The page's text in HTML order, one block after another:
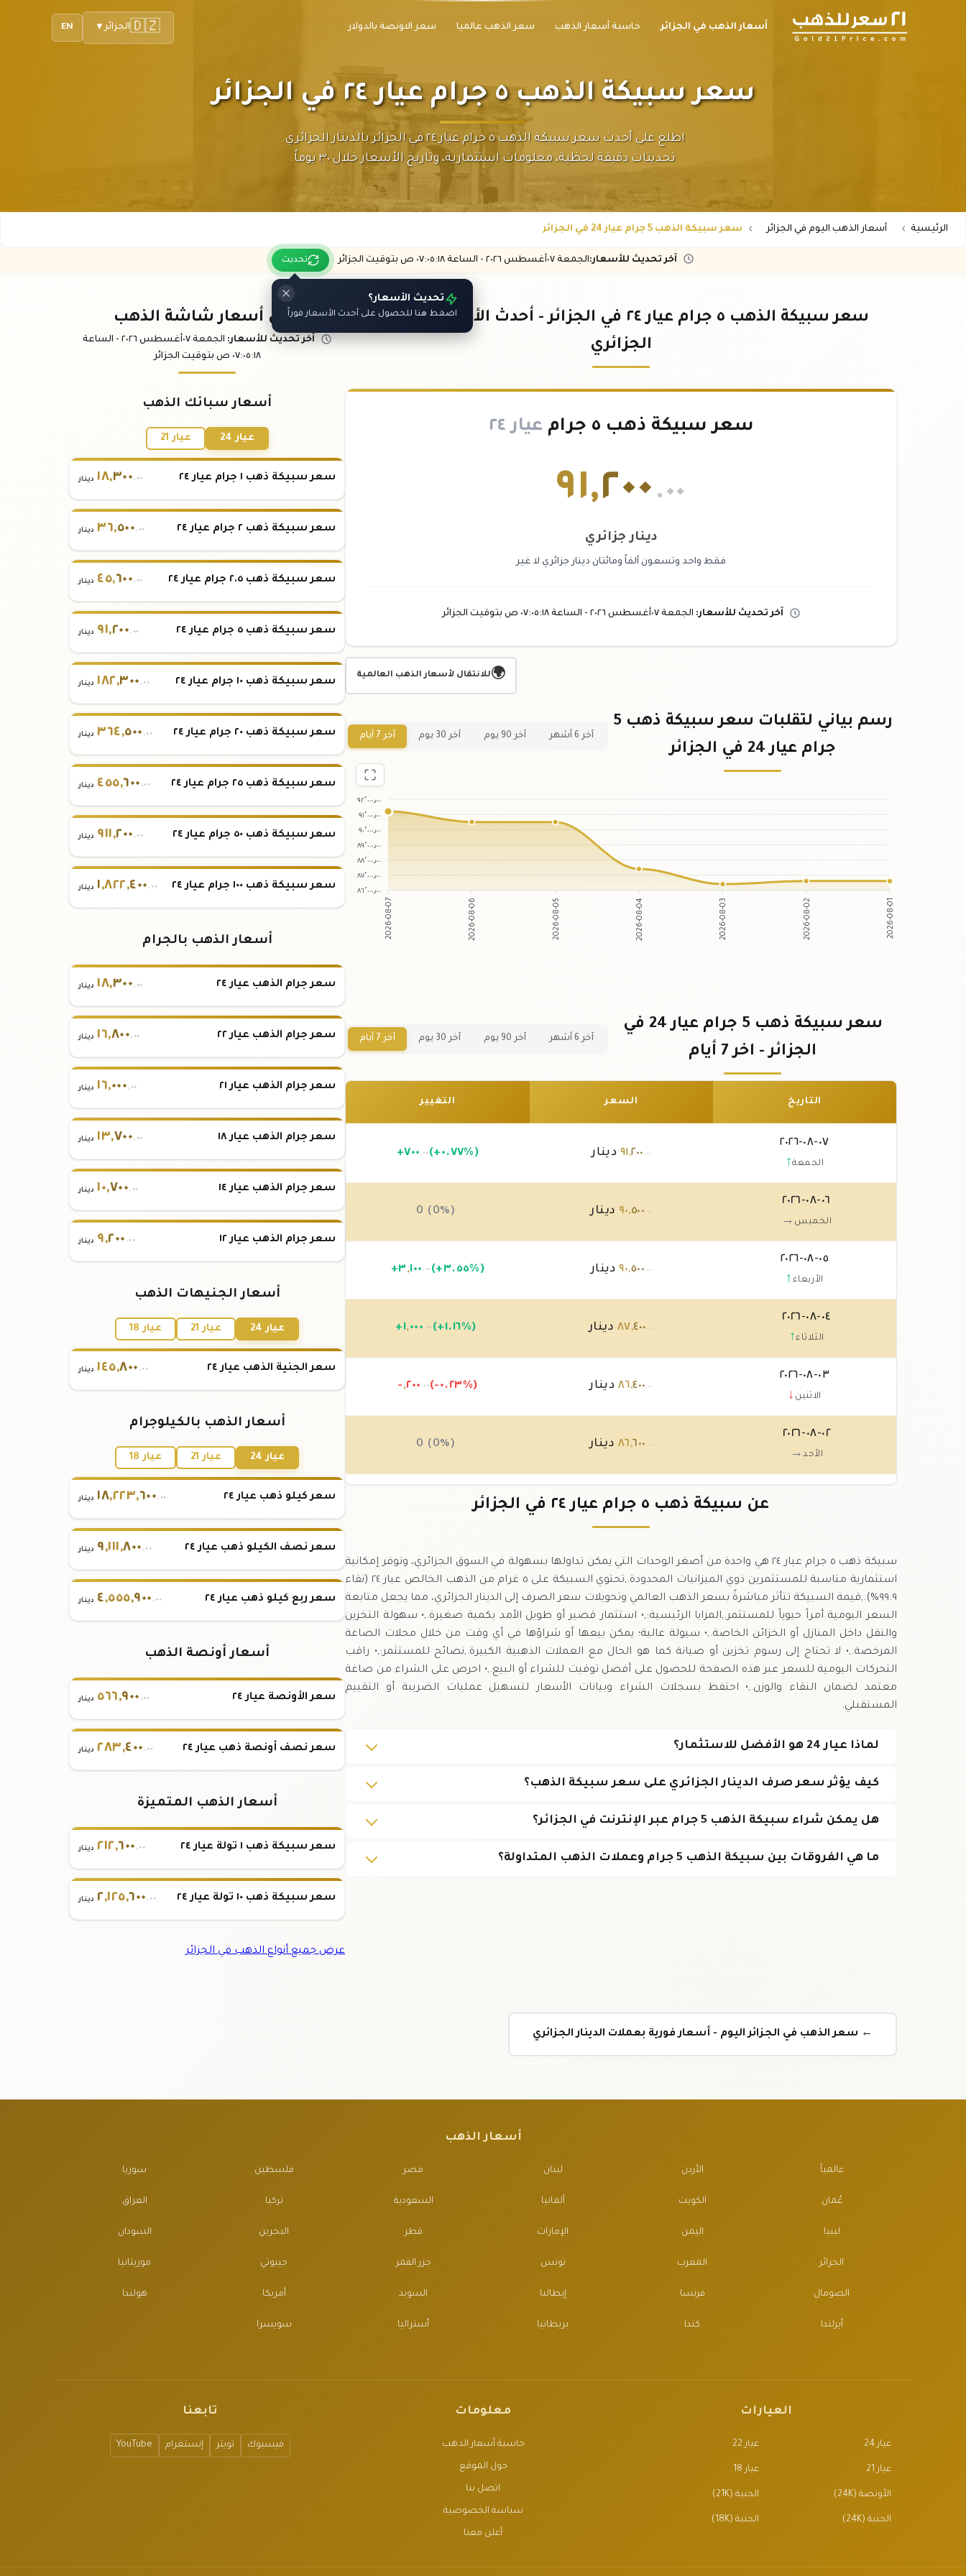
أسعار الذهب في الجزائر حاسبة أسعار الذهب سعر الذهب عالميا سعر الاونصة بالدولار EN 🇩🇿الجزائر▼
سعر سبيكة الذهب ٥ جرام عيار ٢٤ في الجزائر
اطلع على أحدث سعر سبيكة الذهب ٥ جرام عيار ٢٤ في الجزائر بالدينار الجزائري.
تحديثات دقيقة لحظية، معلومات استثمارية، وتاريخ الأسعار خلال ٣٠ يوماً.
الرئيسية أسعار الذهب اليوم في الجزائر سعر سبيكة الذهب 5 جرام عيار 24 في الجزائر
آخر تحديث للأسعار:الجمعة ٠٧ أغسطس ٢٠٢٦ - الساعة :١٨ ص بتوقيت الجزائر تحديث
تحديث الأسعار؟
اضغط هنا للحصول على أحدث الأسعار فوراًسعر سبيكة الذهب ٥ جرام عيار ٢٤ في الجزائر - أحدث الأسعار بالدرهم
الجزائري
سعر سبيكة ذهب ٥ جرام عيار ٢٤
٩١,٢٠٠ .٠٠
دينار جزائري
فقط واحد وتسعون ألفاً ومائتان دينار جزائري لا غير
آخر تحديث للأسعار: الجمعة ٠٧ أغسطس ٢٠٢٦ - الساعة ٠٧:٠٥:١٨ ص بتوقيت الجزائر
🌍للانتقال لأسعار الذهب العالمية
رسم بياني لتقلبات سعر سبيكة ذهب 5
جرام عيار 24 في الجزائر
آخر 6 أشهر آخر 90 يوم آخر 30 يوم آخر 7 أيام
٩٢٬٠٠٠٫٠٠
٩١٬٠٠٠٫٠٠
٩٠٬٠٠٠٫٠٠
٨٩٬٠٠٠٫٠٠
٨٨٬٠٠٠٫٠٠
٨٧٬٠٠٠٫٠٠
٨٦٬٠٠٠٫٠٠
2026-08-07 2026-08-06 2026-08-05 2026-08-04 2026-08-03 2026-08-02 2026-08-01
سعر سبيكة ذهب 5 جرام عيار 24 في
الجزائر - اخر 7 أيام
آخر 6 أشهر آخر 90 يوم آخر 30 يوم آخر 7 أيام
التاريخ السعر التغيير
٠٧-٠٨-٢٠٢٦
الجمعة↑
٩١,٢٠٠.٠٠ دينار +٧٠٠ .٠٠ (+٠.٧٧%)
٠٦-٠٨-٢٠٢٦
الخميس →
٩٠,٥٠٠.٠٠ دينار 0 (0%)
٠٥-٠٨-٢٠٢٦
الأربعاء ↑
٩٠,٥٠٠.٠٠ دينار +٣,١٠٠ .٠٠ (+٣.٥٥%)
٠٤-٠٨-٢٠٢٦
الثلاثاء↑
٨٧,٤٠٠ .٠٠ دينار +١,٠٠٠ .٠٠ (+١.١٦%)
٠٣-٠٨-٢٠٢٦
الاثنين ↓
٨٦,٤٠٠.٠٠ دينار -,٢٠٠ .٠٠ (-٠.٢٣%)
٠٢-٠٨-٢٠٢٦
الأحد→
٨٦,٦٠٠ .٠٠ دينار 0 (0%)
٨٦,٦٠٠.٠٠ دينار عن سبيكة ذهب ٥ جرام عيار ٢٤ في الجزائر
سبيكة ذهب ٥ جرام عيار ٢٤ هي واحدة من أصغر الوحدات التي يمكن تداولها بسهولة في السوق الجزائري، وتوفر إمكانية
استثمارية مناسبة للمستثمرين ذوي الميزانيات المحدودة.,تحتوي السبيكة على ٥ غرام من الذهب الخالص عيار ٢٤ (نقاء
٩٩.٩%).,قيمة السبيكة تتأثر مباشرةً بسعر الذهب العالمي وتحويلات سعر الصرف إلى الدينار الجزائري، مما يجعل متابعة
السعر اليومية أمراً حيوياً للمستثمر.,المزايا الرئيسية:,• استثمار قصير أو طويل الأمد بكمية صغيرة.,• سهولة التخزين
والنقل داخل المنازل أو الخزائن الخاصة.,• سيولة عالية؛ يمكن بيعها أو شراؤها في أي وقت من خلال محلات الصاغة
المرخصة.,• لا تحتاج إلى رسوم تخزين أو صيانة كما هو الحال مع العملات الذهبية الكبيرة.,نصائح للمستثمر:,• راقب
التحركات اليومية للسعر عبر هذه الصفحة للحصول على أفضل توقيت للشراء أو البيع.,• احرص على الشراء من صاغة
معتمد لضمان النقاء والوزن.,• احتفظ بسجلات الشراء وبيانات الأسعار لتسهيل عمليات الضريبة أو التقييم
المستقبلي.
لماذا عيار 24 هو الأفضل للاستثمار؟
كيف يؤثر سعر صرف الدينار الجزائري على سعر سبيكة الذهب؟
هل يمكن شراء سبيكة الذهب 5 جرام عبر الإنترنت في الجزائر؟
ما هي الفروقات بين سبيكة الذهب 5 جرام وعملات الذهب المتداولة؟
باقي أسعار شاشة الذهب
آخر تحديث للأسعار: الجمعة ٠٧ أغسطس ٢٠٢٦ -
الساعة
٠٧:٠٥:١٨ ص بتوقيت الجزائر
أسعار سبائك الذهب
عيار 24 عيار 21
سعر سبيكة ذهب ١ جرام عيار ٢٤ ١٨,٣٠٠.٠٠ دينار
سعر سبيكة ذهب ٢ جرام عيار ٢٤ ٣٦,٥٠٠.٠٠ دينار
سعر سبيكة ذهب ٢.٥ جرام عيار ٢٤ ٤٥,٦٠٠.٠٠ دينار
سعر سبيكة ذهب ٥ جرام عيار ٢٤ ٩١,٢٠٠.٠٠ دينار
سعر سبيكة ذهب ١٠ جرام عيار ٢٤ ١٨٢,٣٠٠ .٠٠ دينار
سعر سبيكة ذهب ٢٠ جرام عيار ٢٤ ٣٦٤,٥٠٠ .٠٠ دينار
سعر سبيكة ذهب ٢٥ جرام عيار ٢٤ ٤٥٥,٦٠٠ .٠٠ دينار
سعر سبيكة ذهب ٥٠ جرام عيار ٢٤ ٩١١,٢٠٠ .٠٠ دينار
سعر سبيكة ذهب ١٠٠ جرام عيار ٢٤ ١,٨٢٢,٤٠٠ .٠٠ دينار
أسعار الذهب بالجرام
سعر جرام الذهب عيار ٢٤ ١٨,٣٠٠.٠٠ دينار
سعر جرام الذهب عيار ٢٢ ١٦,٨٠٠.٠٠ دينار
سعر جرام الذهب عيار ٢١ ١٦,٠٠٠.٠٠ دينار
سعر جرام الذهب عيار ١٨ ١٣,٧٠٠.٠٠ دينار
سعر جرام الذهب عيار ١٤ ١٠,٧٠٠.٠٠ دينار
سعر جرام الذهب عيار ١٢ ٩,٢٠٠ .٠٠ دينار
أسعار الجنيهات الذهب
عيار 24 عيار 21 عيار 18
سعر الجنية الذهب عيار ٢٤ ١٤٥,٨٠٠ .٠٠ دينار
أسعار الذهب بالكيلوجرام
عيار 24 عيار 21 عيار 18
سعر كيلو ذهب عيار ٢٤ ١٨,٢٢٣,٦٠٠.٠٠ دينار
سعر نصف الكيلو ذهب عيار ٢٤ ٩,١١١,٨٠٠ .٠٠ دينار
سعر ربع كيلو ذهب عيار ٢٤ ٤,٥٥٥,٩٠٠ .٠٠ دينار
أسعار أونصة الذهب
سعر الأونصة عيار ٢٤ ٥٦٦,٩٠٠ .٠٠ دينار
سعر نصف أونصة ذهب عيار ٢٤ ٢٨٣,٤٠٠ .٠٠ دينار
أسعار الذهب المتميزة
سعر سبيكة ذهب ١ تولة عيار ٢٤ ٢١٢,٦٠٠ .٠٠ دينار
سعر سبيكة ذهب ١٠ تولة عيار ٢٤ ٢,١٢٥,٦٠٠ .٠٠ دينار
عرض جميع أنواع الذهب في الجزائر
← سعر الذهب في الجزائر اليوم - أسعار فورية بعملات الدينار الجزائري
أسعار الذهب
عالمياً الأردن لبنان مصر فلسطين سوريا
عُمان الكويت ألمانيا السعودية تركيا العراق
ليبيا اليمن الإمارات قطر البحرين السودان
الجزائر المغرب تونس جزر القمر جيبوتي موريتانيا
الصومال فرنسا إيطاليا السويد أمريكا هولندا
أيرلندا كندا بريطانيا أستراليا سويسرا
العيارات
عيار 24 عيار 22
عيار 21 عيار 18
الأونصة (24K) الجنية (21K)
الجنية (24K) الجنية (18K)
معلومات
حاسبة أسعار الذهب
حول الموقع
اتصل بنا
سياسة الخصوصية
أعلن معنا
تابعنا
فيسبوك تويتر إنستغرام YouTube